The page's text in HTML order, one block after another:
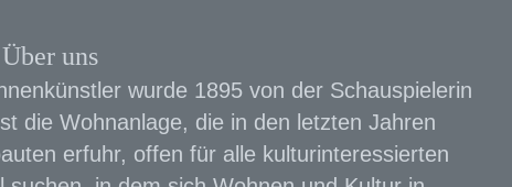
Über uns
wurde 1895 von der Schauspielerin
die Wohnanlage, die in den letzten Jahren
erfuhr, offen für alle kulturinteressierten